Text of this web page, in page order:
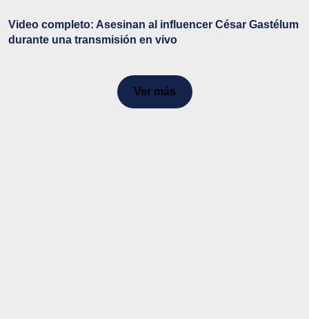
Video completo: Asesinan al influencer César Gastélum
durante una transmisión en vivo
Ver más